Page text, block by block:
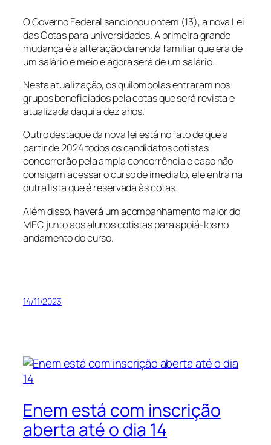
O Governo Federal sancionou ontem (13), a nova Lei
das Cotas para universidades. A primeira grande
mudança é a alteração da renda familiar que era de
um salário e meio e agora será de um salário.
Nesta atualização, os quilombolas entraram nos
grupos beneficiados pela cotas que será revista e
atualizada daqui a dez anos.
Outro destaque da nova lei está no fato de que a
partir de 2024 todos os candidatos cotistas
concorrerão pela ampla concorrência e caso não
consigam acessar o curso de imediato, ele entra na
outra lista que é reservada às cotas.
Além disso, haverá um acompanhamento maior do
MEC junto aos alunos cotistas para apoiá-los no
andamento do curso.
14/11/2023
Enem está com inscrição
aberta até o dia 14